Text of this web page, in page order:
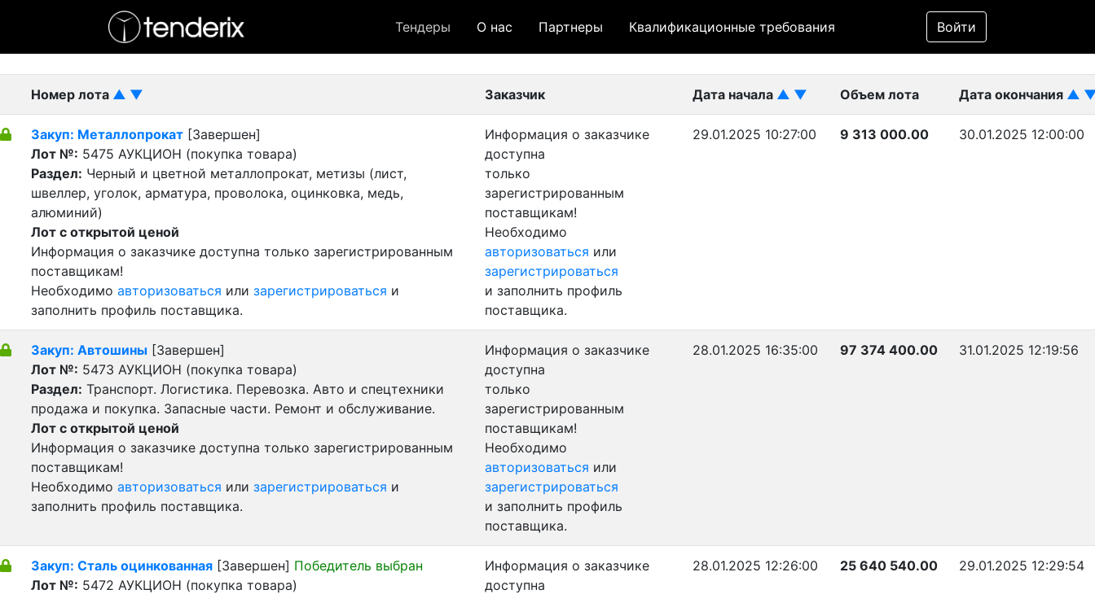
Тендеры О нас Партнеры Квалификационные требования Войти
Фильтр
- Завершенный лот
Номер лота ▲ ▼ Заказчик Дата начала ▲ ▼ Объем лота Дата окончания ▲
Закуп: Металлопрокат [Завершен]
Лот №: 5475 АУКЦИОН (покупка товара)
Раздел: Черный и цветной металлопрокат, метизы (лист,
швеллер, уголок, арматура, проволока, оцинковка, медь,
алюминий)
Лот с открытой ценой
Информация о заказчике доступна только зарегистрированным
поставщикам!
Необходимо авторизоваться или зарегистрироваться и
заполнить профиль поставщика.
Информация о заказчике
доступна
только
зарегистрированным
поставщикам!
Необходимо
авторизоваться или
зарегистрироваться
и заполнить профиль
поставщика.
29.01.2025 10:27:00 9 313 000.00 30.01.2025 12:00:00
Закуп: Автошины [Завершен]
Лот №: 5473 АУКЦИОН (покупка товара)
Раздел: Транспорт. Логистика. Перевозка. Авто и спецтехники
продажа и покупка. Запасные части. Ремонт и обслуживание.
Лот с открытой ценой
Информация о заказчике доступна только зарегистрированным
поставщикам!
Необходимо авторизоваться или зарегистрироваться и
заполнить профиль поставщика.
Информация о заказчике
доступна
только
зарегистрированным
поставщикам!
Необходимо
авторизоваться или
зарегистрироваться
и заполнить профиль
поставщика.
28.01.2025 16:35:00 97 374 400.00 31.01.2025 12:19:56
Закуп: Сталь оцинкованная [Завершен] Победитель выбран
Лот №: 5472 АУКЦИОН (покупка товара)
Информация о заказчике
доступна
28.01.2025 12:26:00 25 640 540.00 29.01.2025 12:29:54